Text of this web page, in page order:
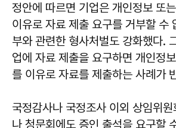
정안에 따르면 기업은 개인정보 또
이유로 자료 제출 요구를 거부할 수
부와 관련한 형사처벌도 강화했다.
업에 자료 제출을 요구하면 개인정
를 이유로 자료를 제출하는 사례가
국정감사나 국정조사 이외 상임위
나 청문회에도 증인 출석을 요구할